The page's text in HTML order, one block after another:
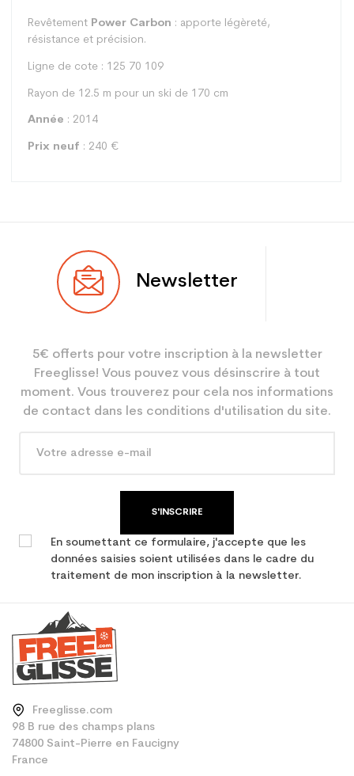
Revêtement Power Carbon : apporte légèreté,
résistance et précision.
Ligne de cote : 125 70 109
Rayon de 12.5 m pour un ski de 170 cm
Année : 2014
Prix neuf : 240 €
Utilisateur Mixte
Coloris Bleu
En achetant d'occasion :
Economie CO² (en kg)
3.9
Newsletter
5€ offerts pour votre inscription à la newsletter
Freeglisse! Vous pouvez vous désinscrire à tout
moment. Vous trouverez pour cela nos informations
de contact dans les conditions d'utilisation du site.
S'INSCRIRE
En soumettant ce formulaire, j'accepte que les
données saisies soient utilisées dans le cadre du
traitement de mon inscription à la newsletter.
Freeglisse.com
98 B rue des champs plans
74800 Saint-Pierre en Faucigny
France